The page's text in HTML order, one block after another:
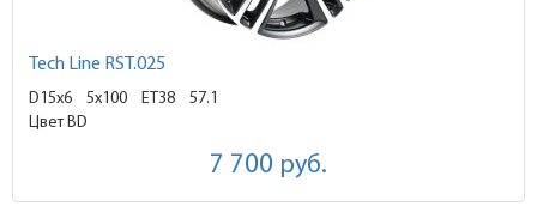
Tech Line RST.025
D15x6 5x100 ET38
57.1
Цвет BD
7 700 руб.